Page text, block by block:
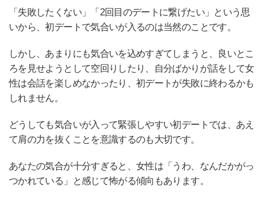
「失敗したくない」「2回目のデートに繋げたい」という思
いから、初デートで気合いが入るのは当然のことです。
しかし、あまりにも気合いを込めすぎてしまうと、良いとこ
ろを見せようとして空回りしたり、自分ばかりが話をして女
性は会話を楽しめなかったり、初デートが失敗に終わるかも
しれません。
どうしても気合いが入って緊張しやすい初デートでは、あえ
て肩の力を抜くことを意識するのも大切です。
あなたの気合が十分すぎると、女性は「うわ、なんだかがっ
つかれている」と感じて怖がる傾向もあります。